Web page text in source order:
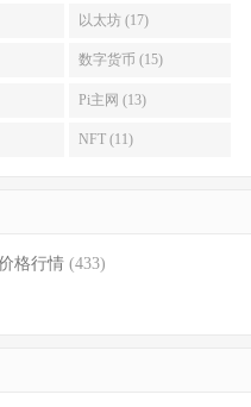
以太坊 (17)
数字货币 (15)
Pi主网 (13)
NFT (11)
格行情(433)